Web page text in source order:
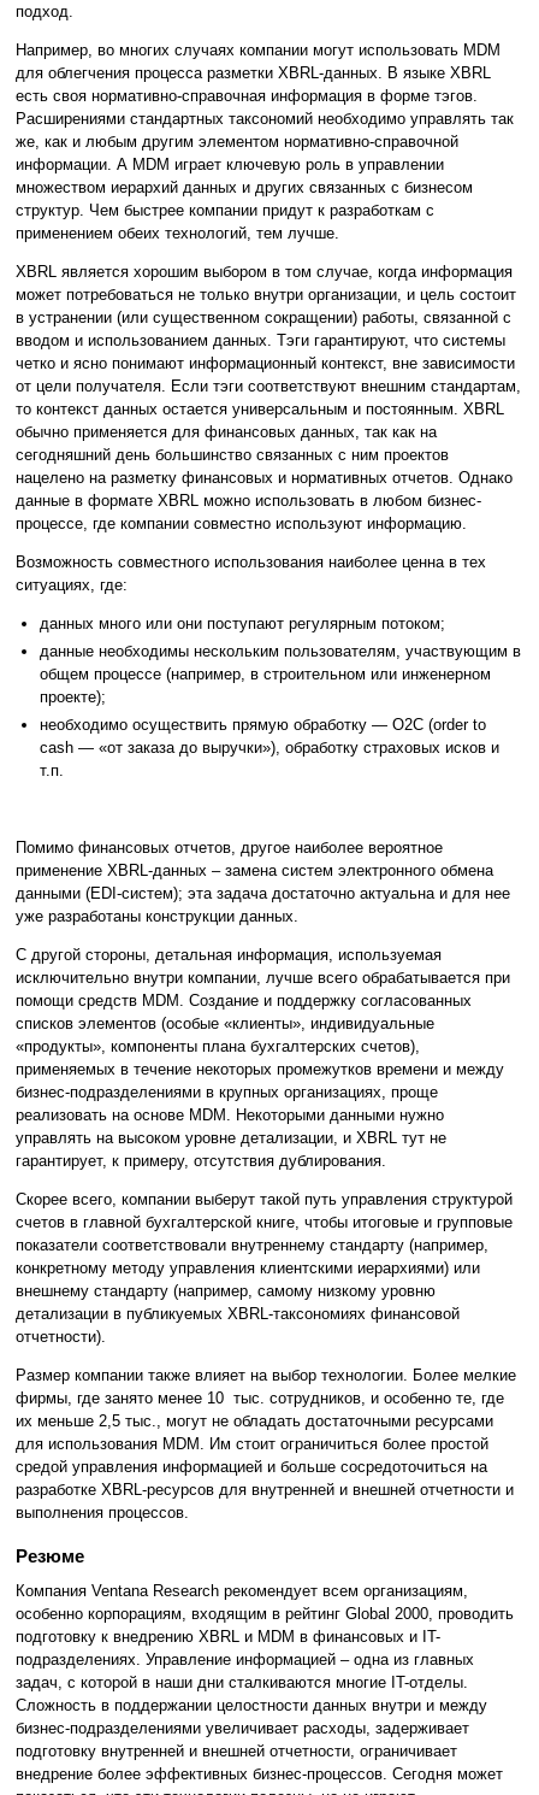
подход.
Например, во многих случаях компании могут использовать MDM
для облегчения процесса разметки XBRL-данных. В языке XBRL
есть своя нормативно-справочная информация в форме тэгов.
Расширениями стандартных таксономий необходимо управлять так
же, как и любым другим элементом нормативно-справочной
информации. А MDM играет ключевую роль в управлении
множеством иерархий данных и других связанных с бизнесом
структур. Чем быстрее компании придут к разработкам с
применением обеих технологий, тем лучше.
XBRL является хорошим выбором в том случае, когда информация
может потребоваться не только внутри организации, и цель состоит
в устранении (или существенном сокращении) работы, связанной с
вводом и использованием данных. Тэги гарантируют, что системы
четко и ясно понимают информационный контекст, вне зависимости
от цели получателя. Если тэги соответствуют внешним стандартам,
то контекст данных остается универсальным и постоянным. XBRL
обычно применяется для финансовых данных, так как на
сегодняшний день большинство связанных с ним проектов
нацелено на разметку финансовых и нормативных отчетов. Однако
данные в формате XBRL можно использовать в любом бизнес-
процессе, где компании совместно используют информацию.
Возможность совместного использования наиболее ценна в тех
ситуациях, где:
данных много или они поступают регулярным потоком;
данные необходимы нескольким пользователям, участвующим в
общем процессе (например, в строительном или инженерном
проекте);
необходимо осуществить прямую обработку — О2С (order to
cash — «от заказа до выручки»), обработку страховых исков и
т.п.
Помимо финансовых отчетов, другое наиболее вероятное
применение XBRL-данных – замена систем электронного обмена
данными (EDI-систем); эта задача достаточно актуальна и для нее
уже разработаны конструкции данных.
С другой стороны, детальная информация, используемая
исключительно внутри компании, лучше всего обрабатывается при
помощи средств MDM. Создание и поддержку согласованных
списков элементов (особые «клиенты», индивидуальные
«продукты», компоненты плана бухгалтерских счетов),
применяемых в течение некоторых промежутков времени и между
бизнес-подразделениями в крупных организациях, проще
реализовать на основе MDM. Некоторыми данными нужно
управлять на высоком уровне детализации, и XBRL тут не
гарантирует, к примеру, отсутствия дублирования.
Скорее всего, компании выберут такой путь управления структурой
счетов в главной бухгалтерской книге, чтобы итоговые и групповые
показатели соответствовали внутреннему стандарту (например,
конкретному методу управления клиентскими иерархиями) или
внешнему стандарту (например, самому низкому уровню
детализации в публикуемых XBRL-таксономиях финансовой
отчетности).
Размер компании также влияет на выбор технологии. Более мелкие
фирмы, где занято менее 10 тыс. сотрудников, и особенно те, где
их меньше 2,5 тыс., могут не обладать достаточными ресурсами
для использования MDM. Им стоит ограничиться более простой
средой управления информацией и больше сосредоточиться на
разработке XBRL-ресурсов для внутренней и внешней отчетности и
выполнения процессов.
Резюме
Компания Ventana Research рекомендует всем организациям,
особенно корпорациям, входящим в рейтинг Global 2000, проводить
подготовку к внедрению XBRL и MDM в финансовых и IT-
подразделениях. Управление информацией – одна из главных
задач, с которой в наши дни сталкиваются многие IT-отделы.
Сложность в поддержании целостности данных внутри и между
бизнес-подразделениями увеличивает расходы, задерживает
подготовку внутренней и внешней отчетности, ограничивает
внедрение более эффективных бизнес-процессов. Сегодня может